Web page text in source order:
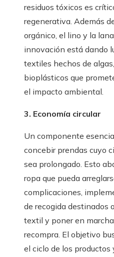
residuos tóxicos es
regenerativa. Además
orgánico, el lino y la
innovación está dando
textiles hechos de
bioplásticos que
el impacto ambiental.
3. Economía circular
Un componente
concebir prendas cuyo
sea prolongado. Esto
ropa que pueda
complicaciones,
de recogida destinados
textil y poner en
recompra. El objetivo
el ciclo de los productos